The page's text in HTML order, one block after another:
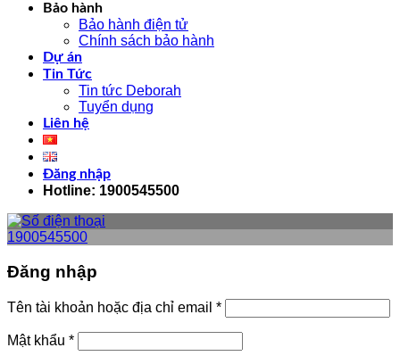
Bảo hành
Bảo hành điện tử
Chính sách bảo hành
Dự án
Tin Tức
Tin tức Deborah
Tuyển dụng
Liên hệ
Đăng nhập
Hotline: 1900545500
1900545500
Đăng nhập
Tên tài khoản hoặc địa chỉ email *
Mật khẩu *